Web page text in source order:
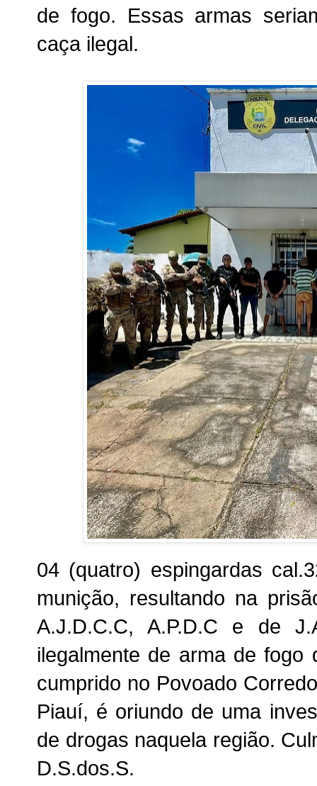
de fogo. Essas armas
caça ilegal.
04 (quatro) espingardas
munição, resultando na
A.J.D.C.C, A.P.D.C e de
ilegalmente de arma de fogo
cumprido no Povoado
Piauí, é oriundo de uma
de drogas naquela região.
D.S.dos.S.